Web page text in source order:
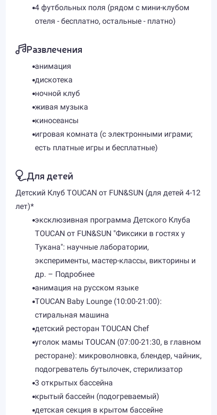
4 футбольных поля (рядом с мини-клубом
отеля - бесплатно, остальные - платно)
Развлечения
анимация
дискотека
ночной клуб
живая музыка
киносеансы
игровая комната (с электронными играми;
есть платные игры и бесплатные)
Для детей
Детский Клуб TOUCAN от FUN&SUN (для детей 4-12
лет)*
эксклюзивная программа Детского Клуба
TOUCAN от FUN&SUN "Фиксики в гостях у
Тукана": научные лаборатории,
эксперименты, мастер-классы, викторины и
др. – Подробнее
анимация на русском языке
TOUCAN Baby Lounge (10:00-21:00):
стиральная машина
детский ресторан TOUCAN Chef
уголок мамы TOUCAN (07:00-21:30, в главном
ресторане): микроволновка, блендер, чайник,
подогреватель бутылочек, стерилизатор
3 открытых бассейна
крытый бассейн (подогреваемый)
детская секция в крытом бассейне